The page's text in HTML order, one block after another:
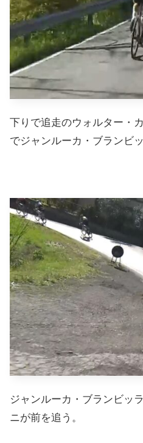
下りで追走のウォルター・
でジャンルーカ・ブランビ
ジャンルーカ・ブランビッ
ニが前を追う。